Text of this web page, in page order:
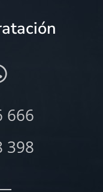
666
398